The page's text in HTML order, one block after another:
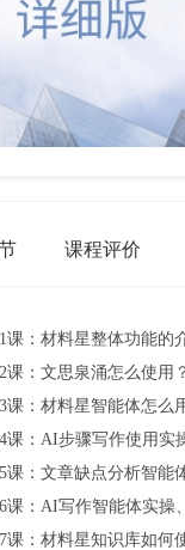
课程评价
课：材料星整体功能的
课：文思泉涌怎么使
：材料星智能体怎么
：AI步骤写作使用实
课：文章缺点分析智能
课：AI写作智能体实操
课：材料星知识库如何